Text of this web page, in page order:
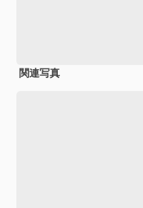
関連写真